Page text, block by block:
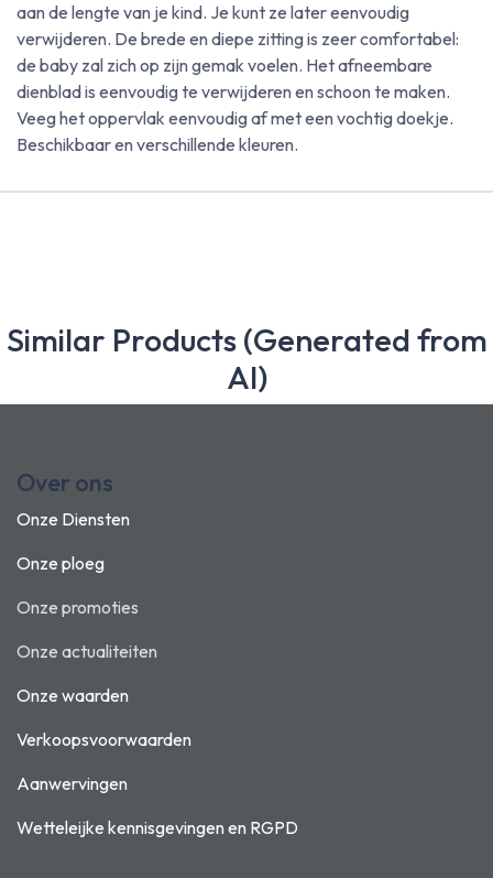
aan de lengte van je kind. Je kunt ze later eenvoudig
verwijderen. De brede en diepe zitting is zeer comfortabel:
de baby zal zich op zijn gemak voelen. Het afneembare
dienblad is eenvoudig te verwijderen en schoon te maken.
Veeg het oppervlak eenvoudig af met een vochtig doekje.
Beschikbaar en verschillende kleuren.
Similar Products (Generated from
AI)
Over ons
Onze Diensten
Onze ploeg
Onze promoties
Onze actualiteiten
Onze waarden
Verkoopsvoorwaarden
Aanwervingen
Wetteleijke kennisgevingen en RGPD